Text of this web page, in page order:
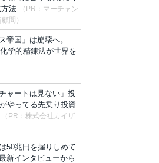
方法
（PR：マーチャン
問）
帝国」は崩壊へ。
学的精錬法が世界を
ャートは見ない」投
やってる先乗り投資
（PR：株式会社カイザ
50兆円を握りしめて
新インタビューから